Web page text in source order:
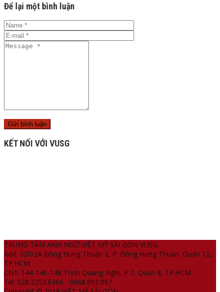
Để lại một bình luận
KẾT NỐI VỚI VUSG
TRUNG TÂM ANH NGỮ VIỆT MỸ SÀI GÒN VUSG
Add: 320/2A Đông Hưng Thuận 2, P. Đông Hưng Thuận, Quận 12,
TP.HCM
CN1: 144-146-148 Trịnh Quang Nghị, P.7, Quận 8, TP.HCM
Tel: 028.2253.6366 - 0868.993.997